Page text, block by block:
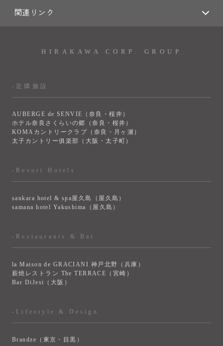
関連リンク
HIRAKAWA CORP. GROUP
-近隣施設
AUBERGE de SENVIE（奈良・桜井）
ホテル奈良さくらいの郷（奈良・桜井）
KOMAカントリークラブ（奈良・月ヶ瀬）
太子カントリー俱楽部（大阪・太子町）
-Resort Hotels
sankara hotel & spa屋久島（屋久島）
samana hotel Yakushima（屋久島）
-Restaurants & Bar
la Maison de GRACIANI 神戸北野（兵庫）
薪焼レストラン The TERRACE（宮崎）
Bar DiJest（大阪）
-Lifestyle & Design
Brandze（東京・目黒）